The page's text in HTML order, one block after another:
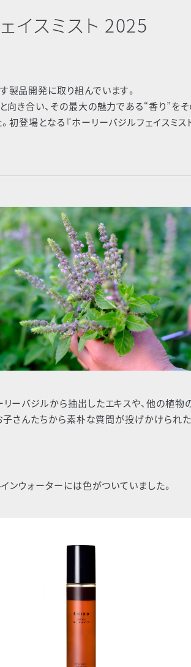
イスミスト 2025
品開発に取り組んでいます。
き合い、その最大の魅力である“香り”を
登場となる『ホーリーバジルフェイスミス
ーバジルから抽出したエキスや、他の植物
子さんたちから素朴な質問が投げかけられ
ンウォーターには色がついていました。